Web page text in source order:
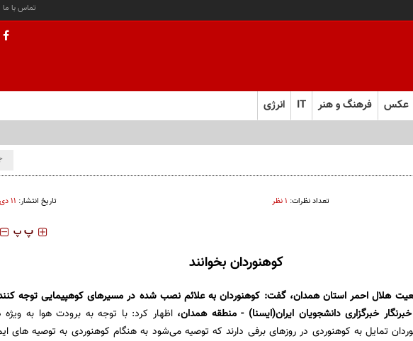
تماس با ما
عکس فرهنگ و هنر IT انرژی
تعداد نظرات: ۱ نظر تاریخ انتشار: ۱۱ دی ۱۳۹۲ - ۱۵:۴۶
‍‍‍ پ پ
کوهنوردان بخوانند
هلال احمر استان همدان، گفت: کوهنوردان به علائم نصب شده در مسیرهای کوهپیمایی توجه
خبرگزاری دانشجویان ایران(ایسنا) - منطقه همدان، اظهار کرد: با توجه به برودت هوا به
تمایل به کوهنوردی در روزهای برفی دارند که توصیه می‌شود به هنگام کوهنوردی به توصیه های